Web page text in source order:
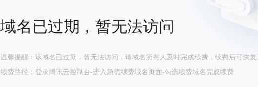
域名已过期，暂无法访问
温馨提醒：该域名已过期，暂无法访问，请域名所有人及时完成续费，续费后可恢复
续费路径：登录腾讯云控制台-进入急需续费域名页面-勾选续费域名完成续费